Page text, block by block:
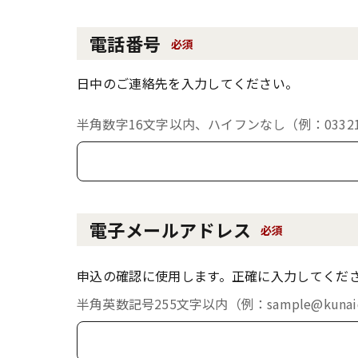
電話番号 必須
日中のご連絡先を入力してください。
半角数字16文字以内、ハイフンなし（例：
電子メールアドレス 必須
申込の確認に使用します。正確に入力してくだ
半角英数記号255文字以内（例：